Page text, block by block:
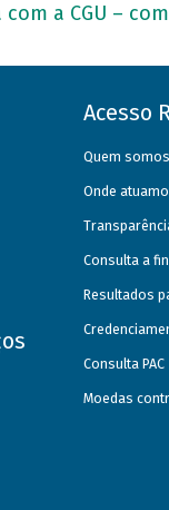
com a CGU –
Acesso
Quem somos
Onde
Consulta a
Resultados
Consulta PAC
Moedas